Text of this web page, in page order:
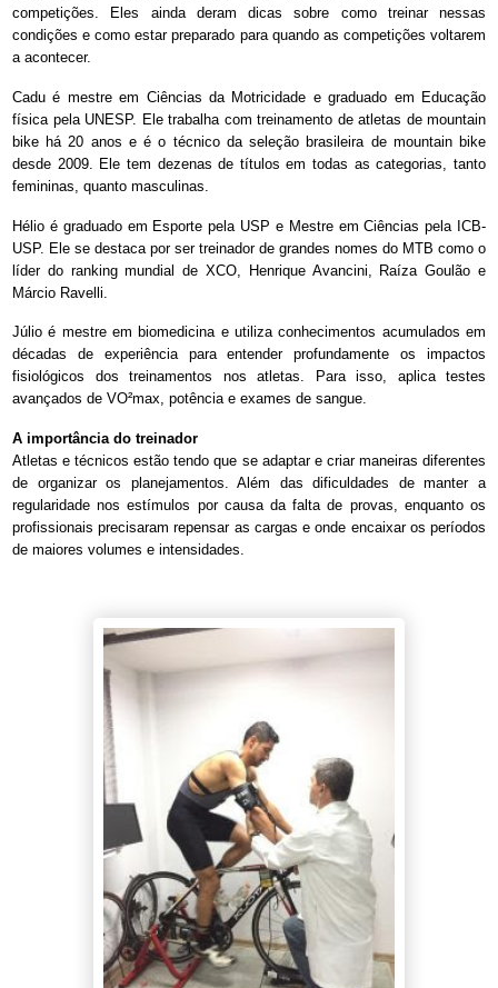
competições. Eles ainda deram dicas sobre como treinar nessas
condições e como estar preparado para quando as competições voltarem
a acontecer.
Cadu é mestre em Ciências da Motricidade e graduado em Educação
física pela UNESP. Ele trabalha com treinamento de atletas de mountain
bike há 20 anos e é o técnico da seleção brasileira de mountain bike
desde 2009. Ele tem dezenas de títulos em todas as categorias, tanto
femininas, quanto masculinas.
Hélio é graduado em Esporte pela USP e Mestre em Ciências pela ICB-
USP. Ele se destaca por ser treinador de grandes nomes do MTB como o
líder do ranking mundial de XCO, Henrique Avancini, Raíza Goulão e
Márcio Ravelli.
Júlio é mestre em biomedicina e utiliza conhecimentos acumulados em
décadas de experiência para entender profundamente os impactos
fisiológicos dos treinamentos nos atletas. Para isso, aplica testes
avançados de VO²max, potência e exames de sangue.
A importância do treinador
Atletas e técnicos estão tendo que se adaptar e criar maneiras diferentes
de organizar os planejamentos. Além das dificuldades de manter a
regularidade nos estímulos por causa da falta de provas, enquanto os
profissionais precisaram repensar as cargas e onde encaixar os períodos
de maiores volumes e intensidades.